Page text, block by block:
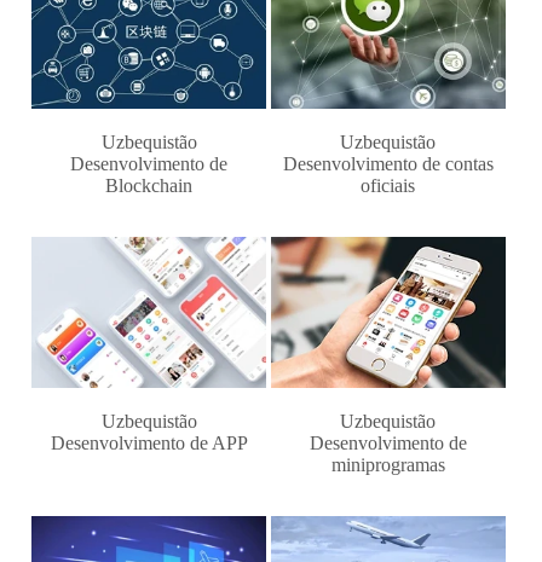
Uzbequistão
Desenvolvimento de
Blockchain
Uzbequistão
Desenvolvimento de contas
oficiais
Uzbequistão
Desenvolvimento de APP
Uzbequistão
Desenvolvimento de
miniprogramas